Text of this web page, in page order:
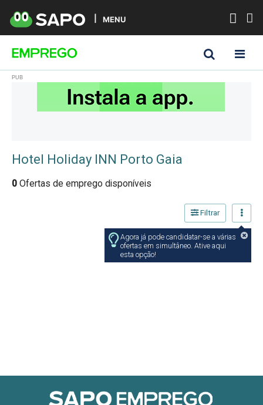
MENU
Hotel Holiday INN Porto Gaia
0 Ofertas de emprego disponíveis
Agora já pode candidatar-se a várias
ofertas em simultâneo. Ative aqui
esta opção!
Filtrar